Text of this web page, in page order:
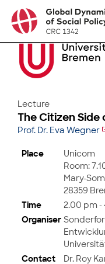
Lecture
The Citizen Side
Prof. Dr. Eva Wegner
Place
Unicom
Room:
Mary-
28359
Time
2.00 pm -
Organiser
Contact
Dr. Roy